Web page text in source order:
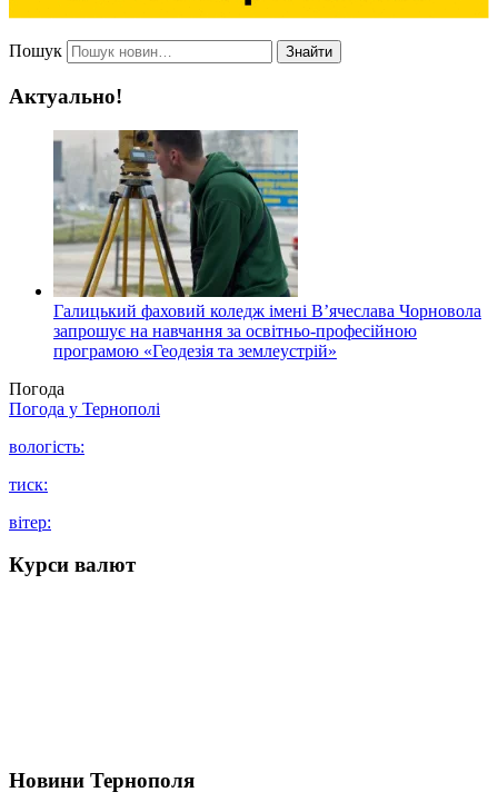
Пошук Знайти
Актуально!
Галицький фаховий коледж імені В’ячеслава Чорновола
запрошує на навчання за освітньо-професійною
програмою «Геодезія та землеустрій»
Погода
Погода у Тернополі
вологість:
тиск:
вітер:
Курси валют
Новини Тернополя